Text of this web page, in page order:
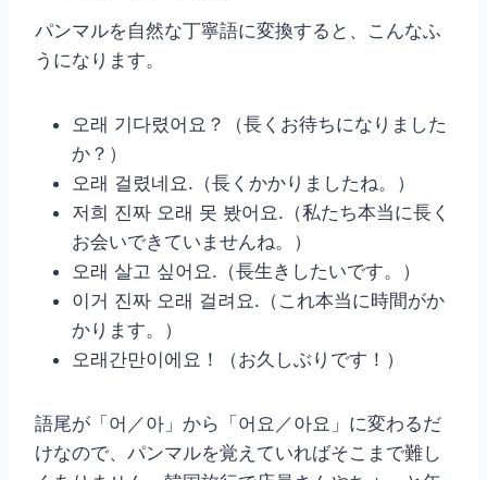
パンマルを自然な丁寧語に変換すると、こんなふ
うになります。
오래 기다렸어요？（長くお待ちになりました
か？）
오래 걸렸네요.（長くかかりましたね。）
저희 진짜 오래 못 봤어요.（私たち本当に長く
お会いできていませんね。）
오래 살고 싶어요.（長生きしたいです。）
이거 진짜 오래 걸려요.（これ本当に時間がか
かります。）
오래간만이에요！（お久しぶりです！）
語尾が「어／아」から「어요／아요」に変わるだ
けなので、パンマルを覚えていればそこまで難し